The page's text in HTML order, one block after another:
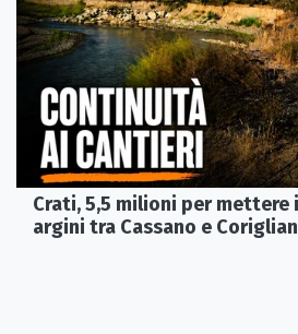
Crati, 5,5 milioni per mettere
argini tra Cassano e